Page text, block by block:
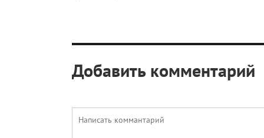
Добавить комментарий